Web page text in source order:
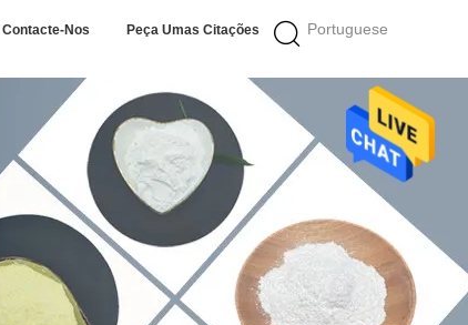
Portuguese
Contacte-Nos Peça Umas Citações